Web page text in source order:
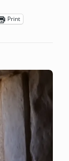
Print